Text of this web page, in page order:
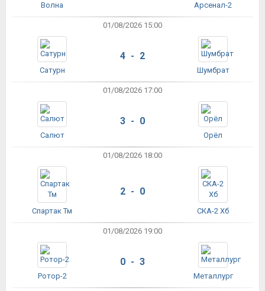
Волна Арсенал-2
01/08/2026 15:00
Сатурн
4 - 2
Шумбрат
01/08/2026 17:00
Салют
3 - 0
Орёл
01/08/2026 18:00
Спартак Тм
2 - 0
СКА-2 Хб
01/08/2026 19:00
Ротор-2
0 - 3
Металлург